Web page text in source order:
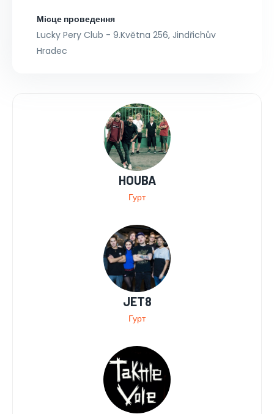
Місце проведення
Lucky Pery Club - 9.Května 256, Jindřichův
Hradec
HOUBA
Гурт
JET8
Гурт